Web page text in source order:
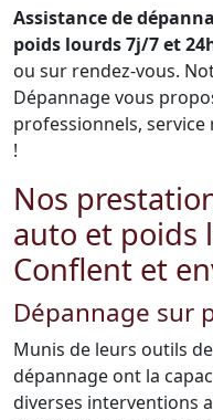
Assistance de
poids lourds 7j/7 et
ou sur rendez-vous.
Dépannage vous
professionnels, service
!
Nos
auto et poids
Conflent et
Dépannage sur
Munis de leurs outils
dépannage ont la
diverses interventions